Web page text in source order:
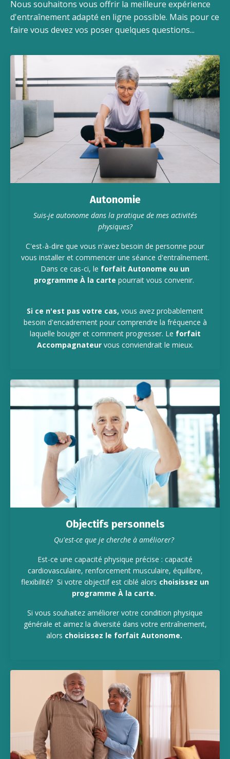
Nous souhaitons vous offrir la meilleure expérience
d'entraînement adapté en ligne possible. Mais pour ce
faire vous devez vos poser quelques questions...
Autonomie
Suis-je autonome dans la pratique de mes activités
physiques?
C'est-à-dire que vous n'avez besoin de personne pour
vous installer et commencer une séance d'entraînement.
Dans ce cas-ci, le forfait Autonome ou un
programme À la carte pourrait vous convenir.
Si ce n'est pas votre cas, vous avez probablement
besoin d'encadrement pour comprendre la fréquence à
laquelle bouger et comment progresser. Le forfait
Accompagnateurvous conviendrait le mieux.
Objectifs personnels
Qu'est-ce que je cherche à améliorer?
Est-ce une capacité physique précise : capacité
cardiovasculaire, renforcement musculaire, équilibre,
flexibilité? Si votre objectif est ciblé alors choisissez un
programme À la carte.
Si vous souhaitez améliorer votre condition physique
générale et aimez la diversité dans votre entraînement,
alors choisissez le forfait Autonome.